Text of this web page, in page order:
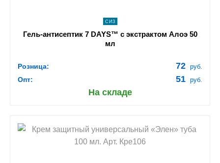
СИЗ
Гель-антисептик 7 DAYS™ с экстрактом Алоэ 50
мл
Розница: 72 руб.
Опт: 51 руб.
На складе
shopping_cart В КОРЗИНУ